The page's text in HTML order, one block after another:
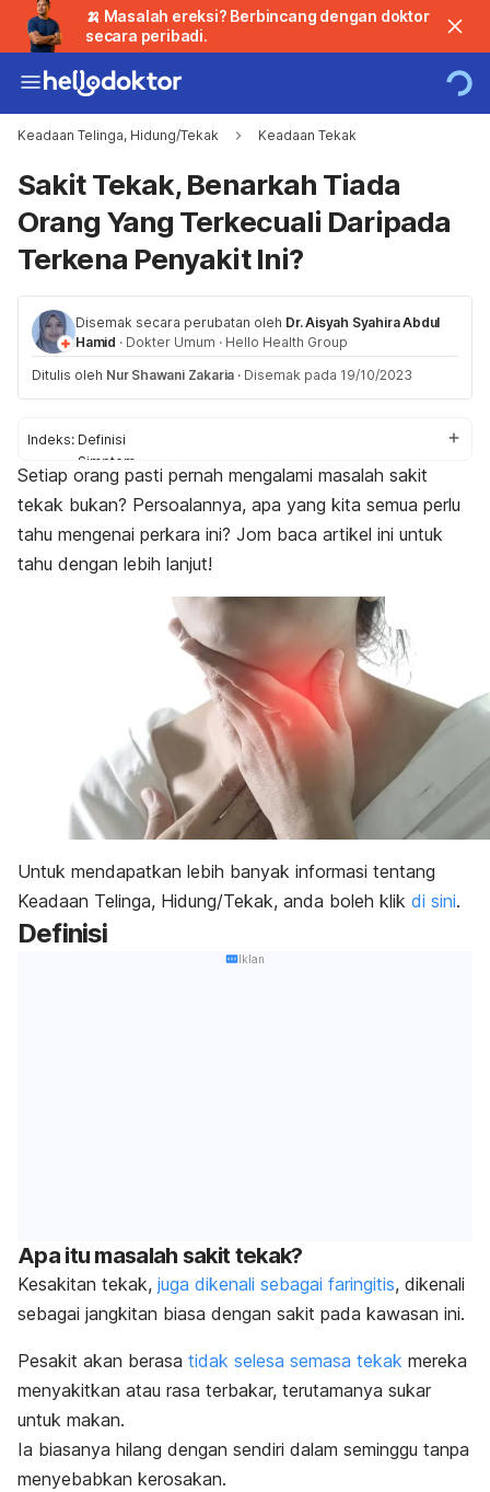
🍌 Masalah ereksi? Berbincang dengan doktor
secara peribadi.
Keadaan Telinga, Hidung/Tekak Keadaan Tekak
Sakit Tekak, Benarkah Tiada
Orang Yang Terkecuali Daripada
Terkena Penyakit Ini?
Disemak secara perubatan oleh Dr. Aisyah Syahira Abdul
Hamid · Dokter Umum · Hello Health Group
Ditulis oleh Nur Shawani Zakaria · Disemak pada 19/10/2023
Indeks: Definisi
Simptom
Punca
Faktor Risiko
Diagnosis dan Rawatan
Perubahan gaya hidup & rawatan sampingan
Setiap orang pasti pernah mengalami masalah sakit
tekak bukan? Persoalannya, apa yang kita semua perlu
tahu mengenai perkara ini? Jom baca artikel ini untuk
tahu dengan lebih lanjut!
Untuk mendapatkan lebih banyak informasi tentang
Keadaan Telinga, Hidung/Tekak, anda boleh klik di sini.
Definisi
Iklan
Apa itu masalah sakit tekak?
Kesakitan tekak, juga dikenali sebagai faringitis, dikenali
sebagai jangkitan biasa dengan sakit pada kawasan ini.
Pesakit akan berasa tidak selesa semasa tekak mereka
menyakitkan atau rasa terbakar, terutamanya sukar
untuk makan.
Ia biasanya hilang dengan sendiri dalam seminggu tanpa
menyebabkan kerosakan.